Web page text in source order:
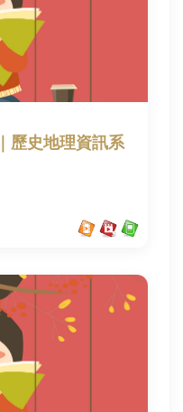
歷史地理資訊系